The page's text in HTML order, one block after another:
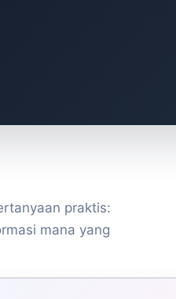
praktis:
mana yang